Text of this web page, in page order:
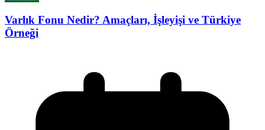
Varlık Fonu Nedir? Amaçları, İşleyişi ve Türkiye
Örneği